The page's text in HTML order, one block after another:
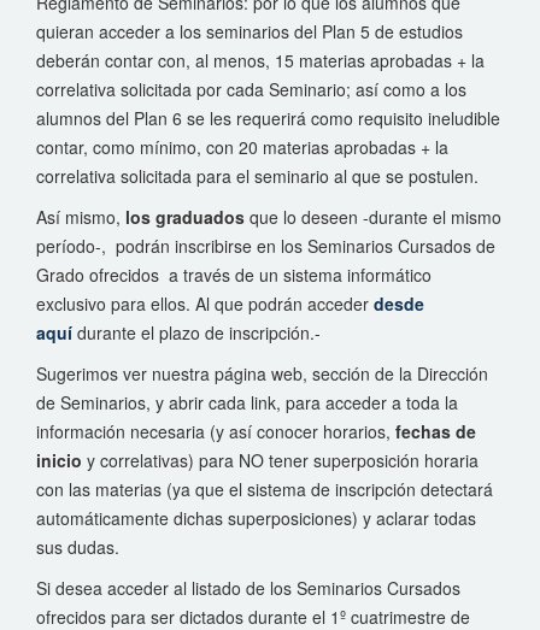
quieran acceder a los seminarios del Plan 5 de estudios
deberán contar con, al menos, 15 materias aprobadas + la
correlativa solicitada por cada Seminario; así como a los
alumnos del Plan 6 se les requerirá como requisito ineludible
contar, como mínimo, con 20 materias aprobadas + la
correlativa solicitada para el seminario al que se postulen.
Así mismo, los graduados que lo deseen -durante el mismo
período-, podrán inscribirse en los Seminarios Cursados de
Grado ofrecidos a través de un sistema informático
exclusivo para ellos. Al que podrán acceder desde
aquí durante el plazo de inscripción.-
Sugerimos ver nuestra página web, sección de la Dirección
de Seminarios, y abrir cada link, para acceder a toda la
información necesaria (y así conocer horarios, fechas de
inicio y correlativas) para NO tener superposición horaria
con las materias (ya que el sistema de inscripción detectará
automáticamente dichas superposiciones) y aclarar todas
sus dudas.
Si desea acceder al listado de los Seminarios Cursados
ofrecidos para ser dictados durante el 1º cuatrimestre de